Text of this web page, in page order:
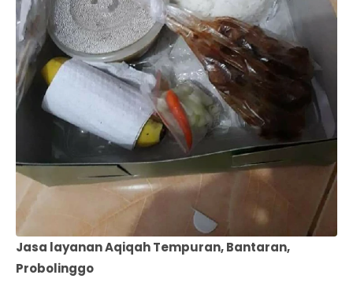
Jasa layanan Aqiqah Tempuran, Bantaran,
Probolinggo